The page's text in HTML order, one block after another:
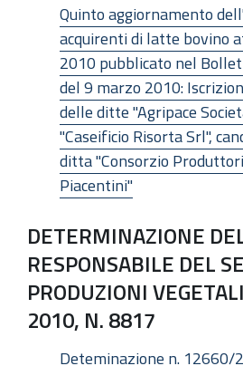
Quinto aggiornamento
acquirenti di latte bovino
2010 pubblicato nel
del 9 marzo 2010:
delle ditte "Agripace
"Caseificio Risorta Srl",
ditta "Consorzio
Piacentini"
DETERMINAZIONE
RESPONSABILE DEL
PRODUZIONI
2010, N. 8817
Deteminazione n.